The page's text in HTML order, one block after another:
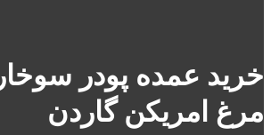
خرید عمده پودر
مرغ امریکن گاردن